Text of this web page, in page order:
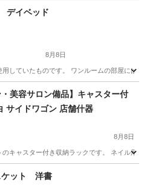
デイベッド
8月8日
していたものです。 ワンルームの部屋に
・美容サロン備品】キャスター付
サイドワゴン 店舗什器
8月8日
キャスター付き収納ラックです。 ネイル
家具 ネイルサロン
ケット 洋書